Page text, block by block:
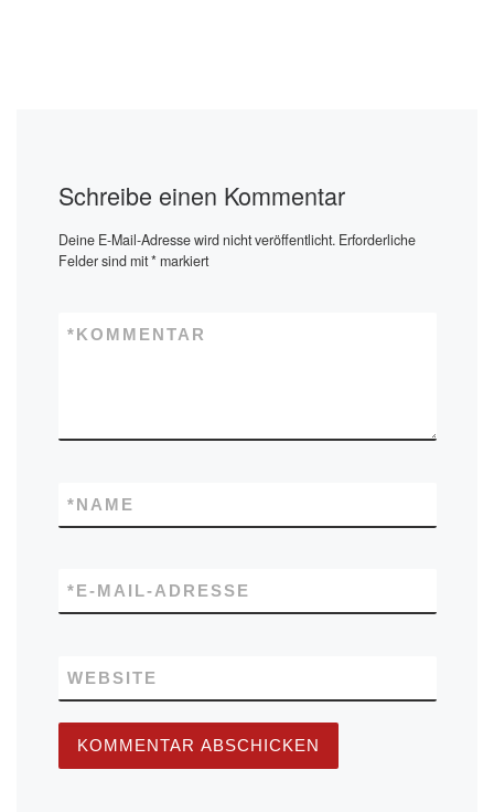
Schreibe einen Kommentar
Deine E-Mail-Adresse wird nicht veröffentlicht. Erforderliche
Felder sind mit*markiert
KOMMENTAR
*
NAME
*
E-MAIL-ADRESSE
*
WEBSITE